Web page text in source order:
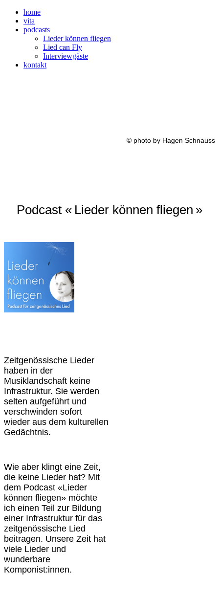
home
vita
podcasts
Lieder können fliegen
Lied can Fly
Interviewgäste
kontakt
© photo by Hagen Schnauss
Podcast « Lieder können fliegen »
Zeitgenössische Lieder
haben in der
Musiklandschaft keine
Infrastruktur. Sie werden
selten aufgeführt und
verschwinden sofort
wieder aus dem kulturellen
Gedächtnis.
Wie aber klingt eine Zeit,
die keine Lieder hat? Mit
dem Podcast «Lieder
können fliegen» möchte
ich einen Teil zur Bildung
einer Infrastruktur für das
zeitgenössische Lied
beitragen. Unsere Zeit hat
viele Lieder und
wunderbare
Komponist:innen.